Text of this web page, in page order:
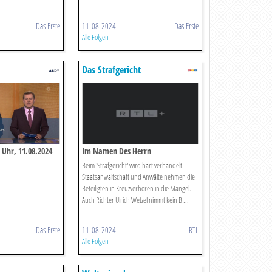
Das Erste 11-08-2024 Das Erste
Alle Folgen
11.08.2024
Das Erste
Das Strafgericht
Im Namen Des Herrn
Beim 'Strafgericht' wird hart verhandelt.
Staatsanwaltschaft und Anwälte nehmen die
Beteiligten in Kreuzverhören in die Mangel.
Auch Richter Ulrich Wetzel nimmt kein B ...
11-08-2024 RTL
Alle Folgen